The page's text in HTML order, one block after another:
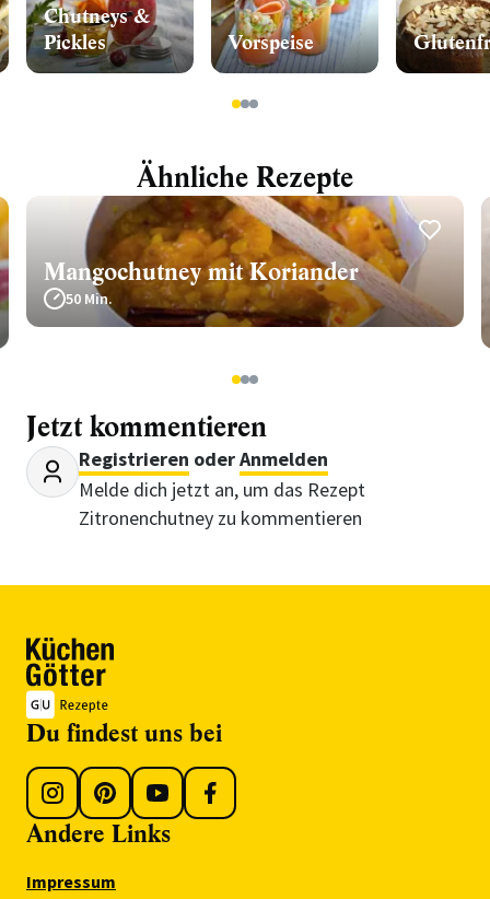
Chutneys &
Pickles
Vorspeise
123
Ähnliche Rezepte
Mangochutney mit Koriander
50 Min.
123
Jetzt kommentieren
Registrieren oderAnmelden
Melde dich jetzt an, um das Rezept
Zitronenchutney zu kommentieren
Du findest uns bei
Andere Links
Impressum